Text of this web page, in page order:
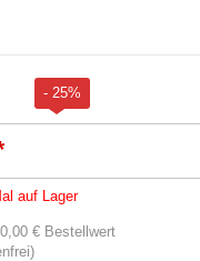
- 25%
auf Lager
€ Bestellwert